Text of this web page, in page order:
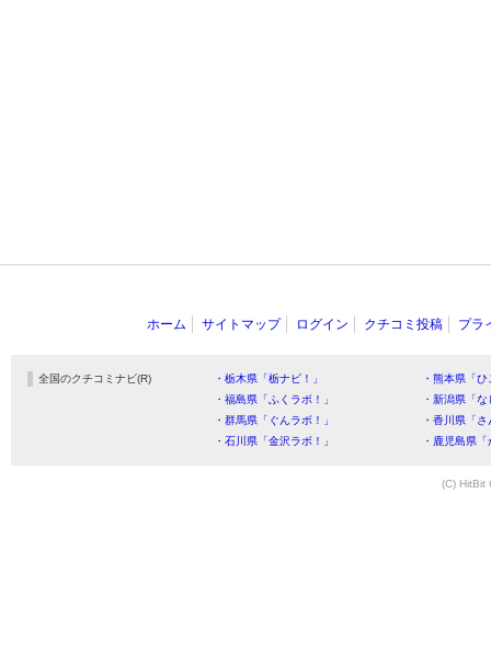
ホーム サイトマップ ログイン クチコミ投稿 プラ
全国のクチコミナビ(R) ・栃木県「栃ナビ！」
・熊本県「
・福島県「ふくラボ！」
・新潟県「
・群馬県「ぐんラボ！」
・香川県「
・石川県「金沢ラボ！」
・鹿児島県
(C) HitBit